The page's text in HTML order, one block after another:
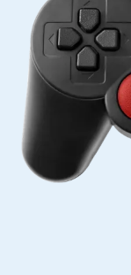
Гарнитуры
Компьютерные
Наушники
Акустические
Колонки 5.1
Саундбары
Колонки 2.1